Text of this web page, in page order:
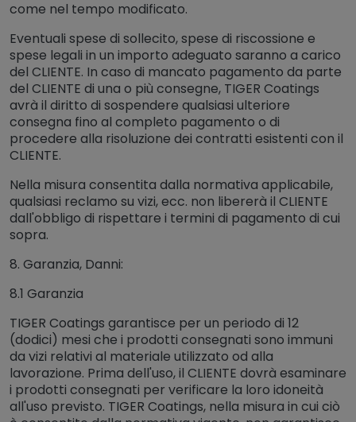
come nel tempo modificato.
Eventuali spese di sollecito, spese di riscossione e
spese legali in un importo adeguato saranno a carico
del CLIENTE. In caso di mancato pagamento da parte
del CLIENTE di una o più consegne, TIGER Coatings
avrà il diritto di sospendere qualsiasi ulteriore
consegna fino al completo pagamento o di
procedere alla risoluzione dei contratti esistenti con il
CLIENTE.
Nella misura consentita dalla normativa applicabile,
qualsiasi reclamo su vizi, ecc. non libererà il CLIENTE
dall'obbligo di rispettare i termini di pagamento di cui
sopra.
8. Garanzia, Danni:
8.1 Garanzia
TIGER Coatings garantisce per un periodo di 12
(dodici) mesi che i prodotti consegnati sono immuni
da vizi relativi al materiale utilizzato od alla
lavorazione. Prima dell'uso, il CLIENTE dovrà esaminare
i prodotti consegnati per verificare la loro idoneità
all'uso previsto. TIGER Coatings, nella misura in cui ciò